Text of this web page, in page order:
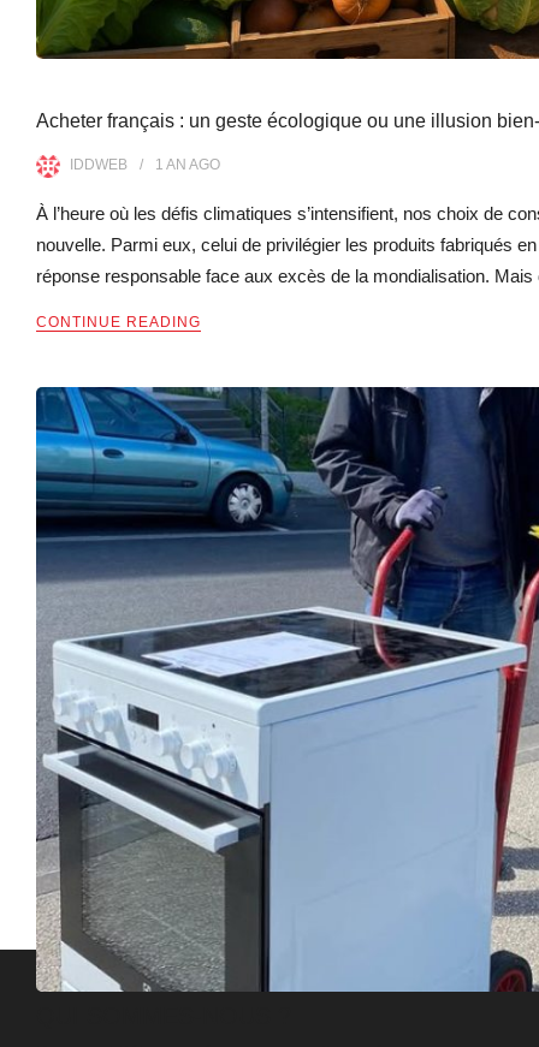
Acheter français : un geste écologique ou une illusion
IDDWEB 1 AN AGO
À l’heure où les défis climatiques s’intensifient, nos choix de
nouvelle. Parmi eux, celui de privilégier les produits fabriqués
réponse responsable face aux excès de la mondialisation.
CONTINUE READING